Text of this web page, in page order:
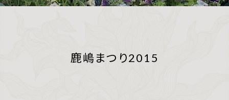
鹿嶋まつり2015